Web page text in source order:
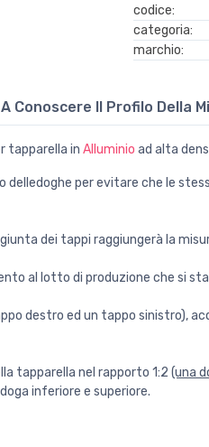
codice:
categoria:
marchio:
Conoscere Il Profilo Della
tapparella in Alluminio ad alta
delledoghe per evitare che le
dei tappi raggiungerà la
al lotto di produzione che si
destro ed un tappo sinistro),
tapparella nel rapporto 1:2 (una
inferiore e superiore.